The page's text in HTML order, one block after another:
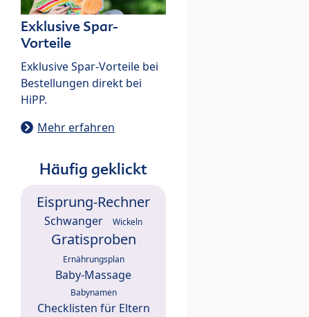
Exklusive Spar-
Vorteile
Exklusive Spar-Vorteile bei
Bestellungen direkt bei
HiPP.
Mehr erfahren
Häufig geklickt
Eisprung-Rechner
Schwanger Wickeln
Gratisproben
Ernährungsplan
Baby-Massage
Babynamen
Checklisten für Eltern